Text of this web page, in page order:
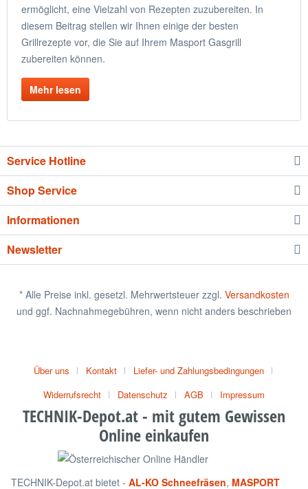
ermöglicht, eine Vielzahl von Rezepten zuzubereiten. In
diesem Beitrag stellen wir Ihnen einige der besten
Grillrezepte vor, die Sie auf Ihrem Masport Gasgrill
zubereiten können.
Mehr lesen
Service Hotline
Shop Service
Informationen
Newsletter
* Alle Preise inkl. gesetzl. Mehrwertsteuer zzgl. Versandkosten
und ggf. Nachnahmegebühren, wenn nicht anders beschrieben
Über uns Kontakt
Liefer- und Zahlungsbedingungen
Widerrufsrecht
Datenschutz AGB Impressum
TECHNIK-Depot.at - mit gutem Gewissen
Online einkaufen
TECHNIK-Depot.at bietet - AL-KO Schneefräsen, MASPORT